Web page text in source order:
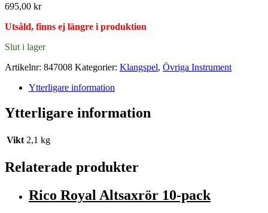
695,00 kr
Utsåld, finns ej längre i produktion
Slut i lager
Artikelnr: 847008 Kategorier: Klangspel, Övriga Instrument
Ytterligare information
Ytterligare information
Vikt 2,1 kg
Relaterade produkter
Rico Royal Altsaxrör 10-pack